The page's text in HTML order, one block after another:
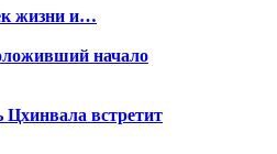
жизни и…
начало
встретит